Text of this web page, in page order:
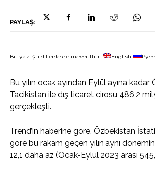
PAYLAŞ:
Bu yazı şu dillerde de mevcuttur: English
Bu yılın ocak ayından Eylül ayına kadar
Tacikistan ile dış ticaret cirosu 486,2
gerçekleşti.
Trend’in haberine göre, Özbekistan
göre bu rakam geçen yılın aynı
12,1 daha az (Ocak-Eylül 2023 arası